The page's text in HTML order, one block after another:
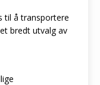
til å transportere
bredt utvalg av